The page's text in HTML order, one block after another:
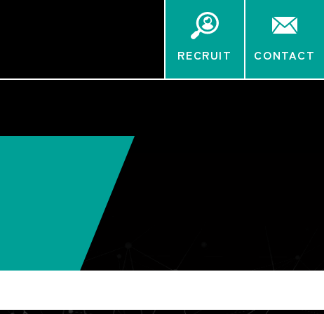
RECRUIT
CONTACT